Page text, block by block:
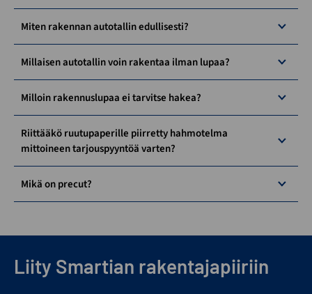
Miten rakennan autotallin edullisesti?
Millaisen autotallin voin rakentaa ilman lupaa?
Milloin rakennuslupaa ei tarvitse hakea?
Riittääkö ruutupaperille piirretty hahmotelma
mittoineen tarjouspyyntöä varten?
Mikä on precut?
Liity Smartian rakentajapiiriin